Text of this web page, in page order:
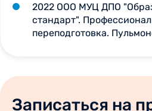
2022 ООО МУЦ ДПО
стандарт".
переподготовка.
Записаться на